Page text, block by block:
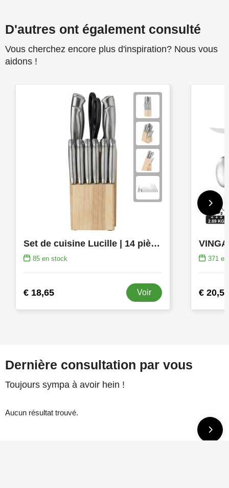
D'autres ont également consulté
Vous cherchez encore plus d'inspiration? Nous vous
aidons !
Set de cuisine Lucille | 14 pièces
85en stock
€ 18,65 Voir
371en
€ 20,52
Dernière consultation par vous
Toujours sympa à avoir hein !
Aucun résultat trouvé.